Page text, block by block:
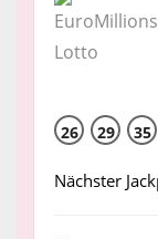
26 29 35
Nächster